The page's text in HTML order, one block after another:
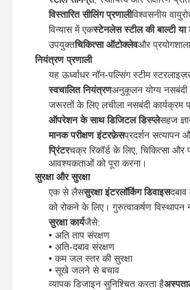
कारखाने का दौरा गुणवत्ता नियंत्रण हमसे
मामले
क्षैतिज आटोक्लेव अजीवाणु
ऊर्ध्वाधर ऑटोक्लेव मशीन
टेबल टॉप ऑटोक्लेव
पोर्टेबल ऑटोक्लेव मशीन
निम्न तापमान प्लाज्मा नसबंदी
विस्तारित सीलिंग प्रणालीविश्वसनीय
विन्यास में एकस्टेनलेस स्टील की बाल्टी या
उपयुक्तचिकित्सा ऑटोक्लेवऔर
नियंत्रण प्रणाली
यह ऊर्ध्वाधर नॉन-पल्सिंग स्टीम
स्वचालित नियंत्रणअनुकूलन योग्य नसबंदी
जरूरतों के लिए लचीला नसबंदी कार्यक्रम
ऑपरेशन के साथ डिजिटल डिस्प्लेसहज
मानक परीक्षण इंटरफ़ेसप्रदर्शन सत्यापन
प्रिंटरचक्र रिकॉर्ड के लिए, चिकित्सा और
आवश्यकताओं को पूरा करना।
सुरक्षा और सुरक्षा
एक से लैससुरक्षा इंटरलॉकिंग डिवाइस
को रोकने के लिए। गुरुत्वाकर्षण विस्थापन
सुरक्षा कार्यजैसे:
• अति ताप संरक्षण
• अति-दबाव संरक्षण
• कम जल स्तर की सुरक्षा
• सूखे जलने से बचाव
व्यापक डिजाइन सुनिश्चित करता है